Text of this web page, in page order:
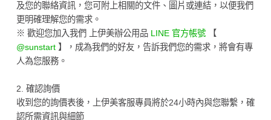
及您的聯絡資訊，您可附上相關的文件、圖片或連結，以便我們
更明確理解您的需求。
※ 歡迎您加入我們 上伊美辦公用品 LINE 官方帳號【
@sunstart】，成為我們的好友，告訴我們您的需求，將會有專
人為您服務。
2. 確認詢價
收到您的詢價表後，上伊美客服專員將於24小時內與您聯繫，確
認所需資訊與細節